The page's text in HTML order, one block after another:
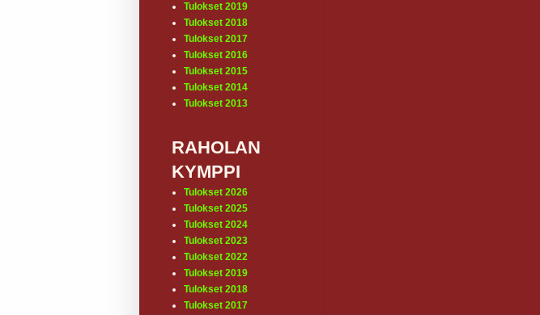
Tulokset 2019
Tulokset 2018
Tulokset 2017
Tulokset 2016
Tulokset 2015
Tulokset 2014
Tulokset 2013
RAHOLAN
KYMPPI
Tulokset 2026
Tulokset 2025
Tulokset 2024
Tulokset 2023
Tulokset 2022
Tulokset 2019
Tulokset 2018
Tulokset 2017